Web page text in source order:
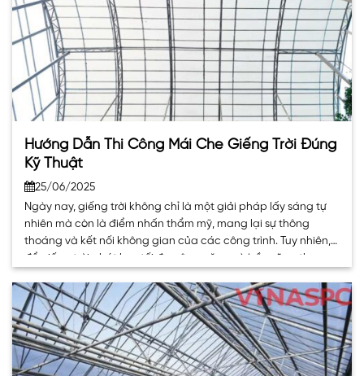
Hướng Dẫn Thi Công Mái Che Giếng Trời Đúng
Kỹ Thuật
25/06/2025
Ngày nay, giếng trời không chỉ là một giải pháp lấy sáng tự
nhiên mà còn là điểm nhấn thẩm mỹ, mang lại sự thông
thoáng và kết nối không gian của các công trình. Tuy nhiên,
để giếng trời phát huy tối đa công năng và bền vững theo